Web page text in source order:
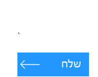
שלח